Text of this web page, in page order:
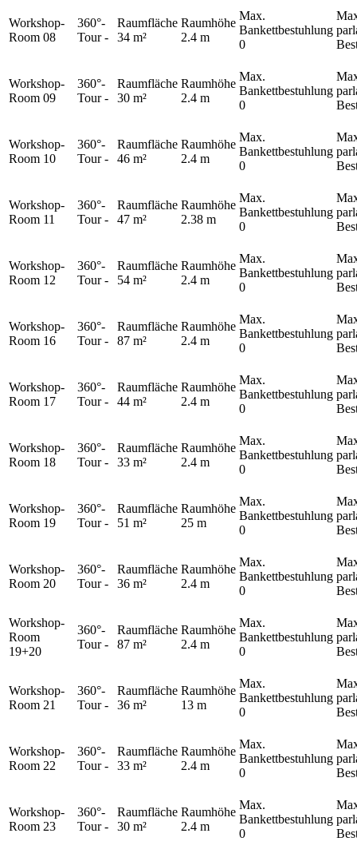
Workshop-
Room 08
360°-
Tour-
Raumfläche
34 m²
Raumhöhe
2.4 m
Max.
Bankettbestuhlung
0
Workshop-
Room 09
360°-
Tour-
Raumfläche
30 m²
Raumhöhe
2.4 m
Max.
Bankettbestuhlung
0
Workshop-
Room 10
360°-
Tour-
Raumfläche
46 m²
Raumhöhe
2.4 m
Max.
Bankettbestuhlung
0
Workshop-
Room 11
360°-
Tour-
Raumfläche
47 m²
Raumhöhe
2.38 m
Max.
Bankettbestuhlung
0
Workshop-
Room 12
360°-
Tour-
Raumfläche
54 m²
Raumhöhe
2.4 m
Max.
Bankettbestuhlung
0
Workshop-
Room 16
360°-
Tour-
Raumfläche
87 m²
Raumhöhe
2.4 m
Max.
Bankettbestuhlung
0
Workshop-
Room 17
360°-
Tour-
Raumfläche
44 m²
Raumhöhe
2.4 m
Max.
Bankettbestuhlung
0
Workshop-
Room 18
360°-
Tour-
Raumfläche
33 m²
Raumhöhe
2.4 m
Max.
Bankettbestuhlung
0
Workshop-
Room 19
360°-
Tour-
Raumfläche
51 m²
Raumhöhe
25 m
Max.
Bankettbestuhlung
0
Workshop-
Room 20
360°-
Tour-
Raumfläche
36 m²
Raumhöhe
2.4 m
Max.
Bankettbestuhlung
0
Workshop-
Room
19+20
360°-
Tour-
Raumfläche
87 m²
Raumhöhe
2.4 m
Max.
Bankettbestuhlung
0
Workshop-
Room 21
360°-
Tour-
Raumfläche
36 m²
Raumhöhe
13 m
Max.
Bankettbestuhlung
0
Workshop-
Room 22
360°-
Tour-
Raumfläche
33 m²
Raumhöhe
2.4 m
Max.
Bankettbestuhlung
0
Workshop-
Room 23
360°-
Tour-
Raumfläche
30 m²
Raumhöhe
2.4 m
Max.
Bankettbestuhlung
0